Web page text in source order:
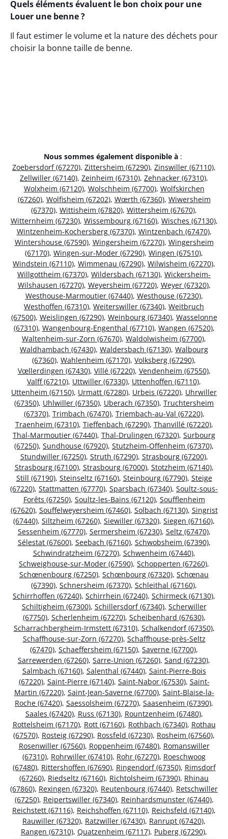
Quels éléments évaluent le bon choix pour une
Louer une benne ?
Il faut estimer le volume et la nature des déchets pour
choisir la bonne taille de benne.
Nous sommes également disponible à :
Zoebersdorf (67270), Zittersheim (67290), Zinswiller (67110),
Zellwiller (67140), Zeinheim (67310), Zehnacker (67310),
Wolxheim (67120), Wolschheim (67700), Wolfskirchen
(67260), Wolfisheim (67202), Wœrth (67360), Wiwersheim
(67370), Wittisheim (67820), Wittersheim (67670),
Witternheim (67230), Wissembourg (67160), Wisches (67130),
Wintzenheim-Kochersberg (67370), Wintzenbach (67470),
Wintershouse (67590), Wingersheim (67270), Wingersheim
(67170), Wingen-sur-Moder (67290), Wingen (67510),
Windstein (67110), Wimmenau (67290), Wilwisheim (67270),
Willgottheim (67370), Wildersbach (67130), Wickersheim-
Wilshausen (67270), Weyersheim (67720), Weyer (67320),
Westhouse-Marmoutier (67440), Westhouse (67230),
Westhoffen (67310), Weiterswiller (67340), Weitbruch
(67500), Weislingen (67290), Weinbourg (67340), Wasselonne
(67310), Wangenbourg-Engenthal (67710), Wangen (67520),
Waltenheim-sur-Zorn (67670), Waldolwisheim (67700),
Waldhambach (67430), Waldersbach (67130), Walbourg
(67360), Wahlenheim (67170), Volksberg (67290),
Vœllerdingen (67430), Villé (67220), Vendenheim (67550),
Valff (67210), Uttwiller (67330), Uttenhoffen (67110),
Uttenheim (67150), Urmatt (67280), Urbeis (67220), Uhrwiller
(67350), Uhlwiller (67350), Uberach (67350), Truchtersheim
(67370), Trimbach (67470), Triembach-au-Val (67220),
Traenheim (67310), Tieffenbach (67290), Thanvillé (67220),
Thal-Marmoutier (67440), Thal-Drulingen (67320), Surbourg
(67250), Sundhouse (67920), Stutzheim-Offenheim (67370),
Stundwiller (67250), Struth (67290), Strasbourg (67200),
Strasbourg (67100), Strasbourg (67000), Stotzheim (67140),
Still (67190), Steinseltz (67160), Steinbourg (67790), Steige
(67220), Stattmatten (67770), Sparsbach (67340), Soultz-sous-
Forêts (67250), Soultz-les-Bains (67120), Soufflenheim
(67620), Souffelweyersheim (67460), Solbach (67130), Singrist
(67440), Siltzheim (67260), Siewiller (67320), Siegen (67160),
Sessenheim (67770), Sermersheim (67230), Seltz (67470),
Sélestat (67600), Seebach (67160), Schwobsheim (67390),
Schwindratzheim (67270), Schwenheim (67440),
Schweighouse-sur-Moder (67590), Schopperten (67260),
Schœnenbourg (67250), Schœnbourg (67320), Schœnau
(67390), Schnersheim (67370), Schleithal (67160),
Schirrhoffen (67240), Schirrhein (67240), Schirmeck (67130),
Schiltigheim (67300), Schillersdorf (67340), Scherwiller
(67750), Scherlenheim (67270), Scheibenhard (67630),
Scharrachbergheim-Irmstett (67310), Schalkendorf (67350),
Schaffhouse-sur-Zorn (67270), Schaffhouse-près-Seltz
(67470), Schaeffersheim (67150), Saverne (67700),
Sarrewerden (67260), Sarre-Union (67260), Sand (67230),
Salmbach (67160), Salenthal (67440), Saint-Pierre-Bois
(67220), Saint-Pierre (67140), Saint-Nabor (67530), Saint-
Martin (67220), Saint-Jean-Saverne (67700), Saint-Blaise-la-
Roche (67420), Saessolsheim (67270), Saasenheim (67390),
Saales (67420), Russ (67130), Rountzenheim (67480),
Rottelsheim (67170), Rott (67160), Rothbach (67340), Rothau
(67570), Rosteig (67290), Rossfeld (67230), Rosheim (67560),
Rosenwiller (67560), Roppenheim (67480), Romanswiller
(67310), Rohrwiller (67410), Rohr (67270), Roeschwoog
(67480), Rittershoffen (67690), Ringendorf (67350), Rimsdorf
(67260), Riedseltz (67160), Richtolsheim (67390), Rhinau
(67860), Rexingen (67320), Reutenbourg (67440), Retschwiller
(67250), Reipertswiller (67340), Reinhardsmunster (67440),
Reichstett (67116), Reichshoffen (67110), Reichsfeld (67140),
Rauwiller (67320), Ratzwiller (67430), Ranrupt (67420),
Rangen (67310), Quatzenheim (67117), Puberg (67290),